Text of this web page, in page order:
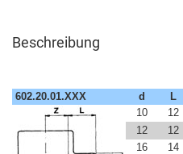
Beschreibung
602.20.01.XXX d L
10
12
12
12
16
14